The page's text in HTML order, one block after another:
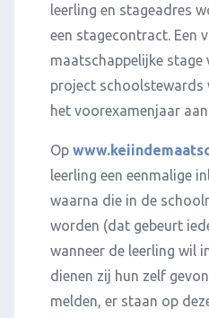
leerling en stageadres
een stagecontract. Een
maatschappelijke
project schoolstewards
het voorexamenjaar
Op
leerling een eenmalige
waarna die in de
worden (dat gebeurt
wanneer de leerling wil
dienen zij hun zelf
melden, er staan op